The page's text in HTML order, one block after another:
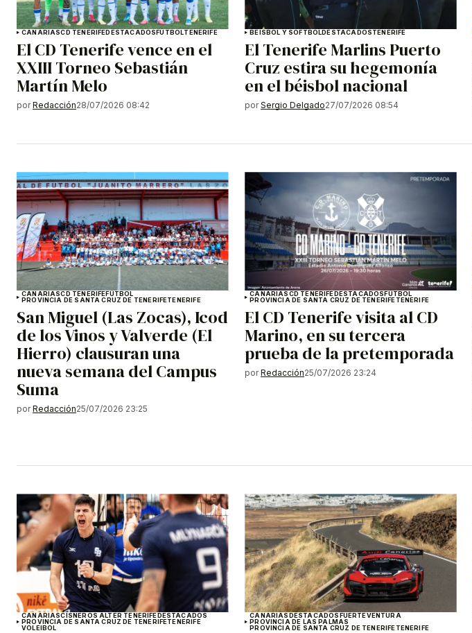
CANARIASCD TENERIFEDESTACADOSFÚTBOLTENERIFE
El CD Tenerife vence en el
XXIII Torneo Sebastián
Martín Melo
por Redacción28/07/2026 08:42
BEISBOL Y SOFTBOLDESTACADOSTENERIFE
El Tenerife Marlins Puerto
Cruz estira su hegemonía
en el béisbol nacional
por Sergio Delgado27/07/2026 08:54
CANARIASCD TENERIFEFÚTBOL
PROVINCIA DE SANTA CRUZ DE TENERIFETENERIFE
San Miguel (Las Zocas), Icod
de los Vinos y Valverde (El
Hierro) clausuran una
nueva semana del Campus
Suma
por Redacción25/07/2026 23:25
CANARIASCD TENERIFEDESTACADOSFÚTBOL
PROVINCIA DE SANTA CRUZ DE TENERIFETENERIFE
El CD Tenerife visita al CD
Marino, en su tercera
prueba de la pretemporada
por Redacción25/07/2026 23:24
CANARIASCISNEROS ALTER TENERIFE DESTACADOS
PROVINCIA DE SANTA CRUZ DE TENERIFETENERIFE
VOLEIBOL
CANARIAS DESTACADOS FUERTEVENTURA
PROVINCIA DE LAS PALMAS
PROVINCIA DE SANTA CRUZ DE TENERIFETENERIFE